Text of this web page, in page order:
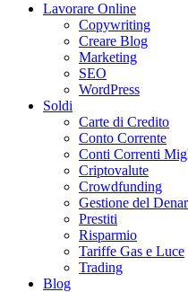
Lavorare Online
Copywriting
Creare Blog
Marketing
SEO
WordPress
Soldi
Carte di Credito
Conto Corrente
Conti Correnti
Criptovalute
Crowdfunding
Gestione del
Prestiti
Risparmio
Tariffe Gas e Luce
Trading
Blog